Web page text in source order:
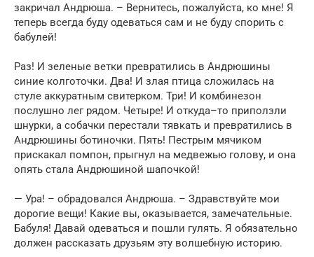
закричал Андрюша. – Вернитесь, пожалуйста, ко мне! Я
теперь всегда буду одеваться сам и не буду спорить с
бабулей!
Раз! И зеленые ветки превратились в Андрюшины
синие колготочки. Два! И злая птица сложилась на
стуле аккуратным свитерком. Три! И комбинезон
послушно лег рядом. Четыре! И откуда–то приползли
шнурки, а собачки перестали тявкать и превратились в
Андрюшины ботиночки. Пять! Пестрым мячиком
прискакал помпон, прыгнул на медвежью голову, и она
опять стала Андрюшиной шапочкой!
— Ура! – обрадовался Андрюша. – Здравствуйте мои
дорогие вещи! Какие вы, оказывается, замечательные.
Бабуля! Давай одеваться и пошли гулять. Я обязательно
должен рассказать друзьям эту волшебную историю.